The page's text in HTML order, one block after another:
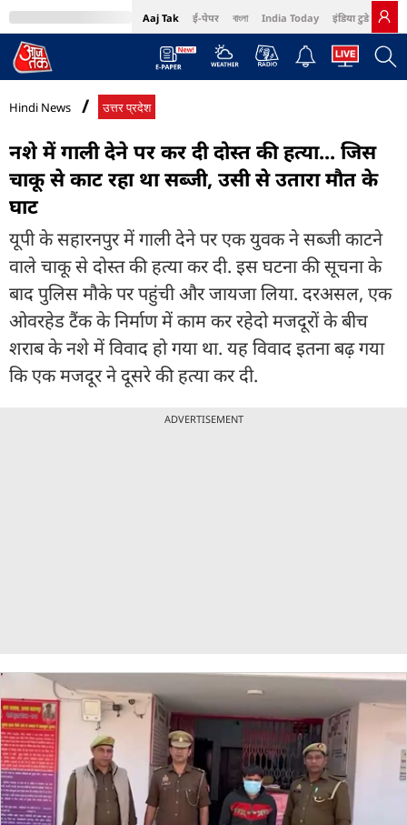
Aaj Tak ई-पेपर বাংলা India Today इंडिया टुडे हिंदी
MumbaiTak Cosmopolitan Harper's Bazaar Northeast
Hindi News उत्तर प्रदेश
नशे में गाली देने पर कर दी दोस्त की हत्या... जिस
चाकू से काट रहा था सब्जी, उसी से उतारा मौत के
घाट
यूपी के सहारनपुर में गाली देने पर एक युवक ने सब्जी काटने
वाले चाकू से दोस्त की हत्या कर दी. इस घटना की सूचना के
बाद पुलिस मौके पर पहुंची और जायजा लिया. दरअसल, एक
ओवरहेड टैंक के निर्माण में काम कर रहेदो मजदूरों के बीच
शराब के नशे में विवाद हो गया था. यह विवाद इतना बढ़ गया
कि एक मजदूर ने दूसरे की हत्या कर दी.
ADVERTISEMENT